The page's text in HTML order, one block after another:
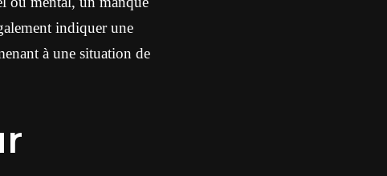
indiquer une
à une situation de